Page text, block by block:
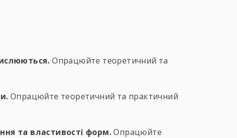
Опрацюйте теоретичний та
Опрацюйте теоретичний та практичний
та властивості форм.Опрацюйте